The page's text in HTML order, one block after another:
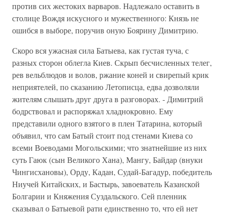
против сих жестоких варваров. Надлежало оставить в
столице Вождя искусного и мужественного: Князь не
ошибся в выборе, поручив оную Боярину Димитрию.
Скоро вся ужасная сила Батыева, как густая туча, с
разных сторон облегла Киев. Скрып бесчисленных телег,
рев вельблюдов и волов, ржание коней и свирепый крик
неприятелей, по сказанию Летописца, едва дозволяли
жителям слышать друг друга в разговорах. - Димитрий
бодрствовал и распоряжал хладнокровно. Ему
представили одного взятого в плен Татарина, который
объявил, что сам Батый стоит под стенами Киева со
всеми Воеводами Могольскими; что знатнейшие из них
суть Гаюк (сын Великого Хана), Мангу, Байдар (внуки
Чингисхановы), Орду, Кадан, Судай-Багадур, победитель
Ниучей Китайских, и Бастырь, завоеватель Казанской
Болгарии и Княжения Суздальского. Сей пленник
сказывал о Батыевой рати единственно то, что ей нет